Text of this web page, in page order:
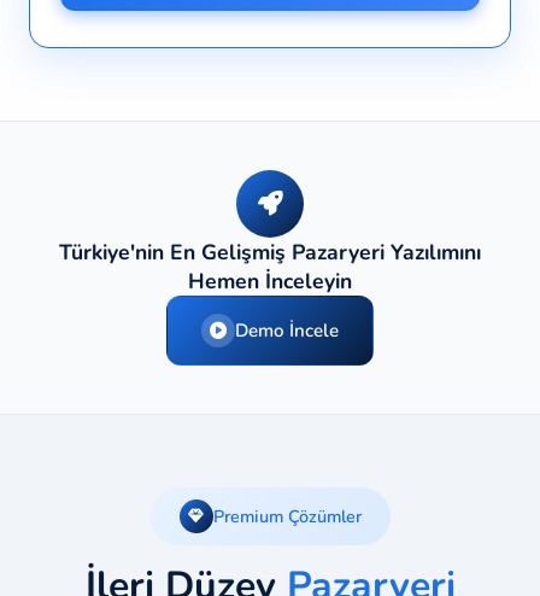
Türkiye'nin En Gelişmiş Pazaryeri Yazılımını
Hemen İnceleyin
Demo İncele
Premium Çözümler